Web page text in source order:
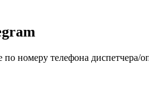
номеру телефона диспетчера/